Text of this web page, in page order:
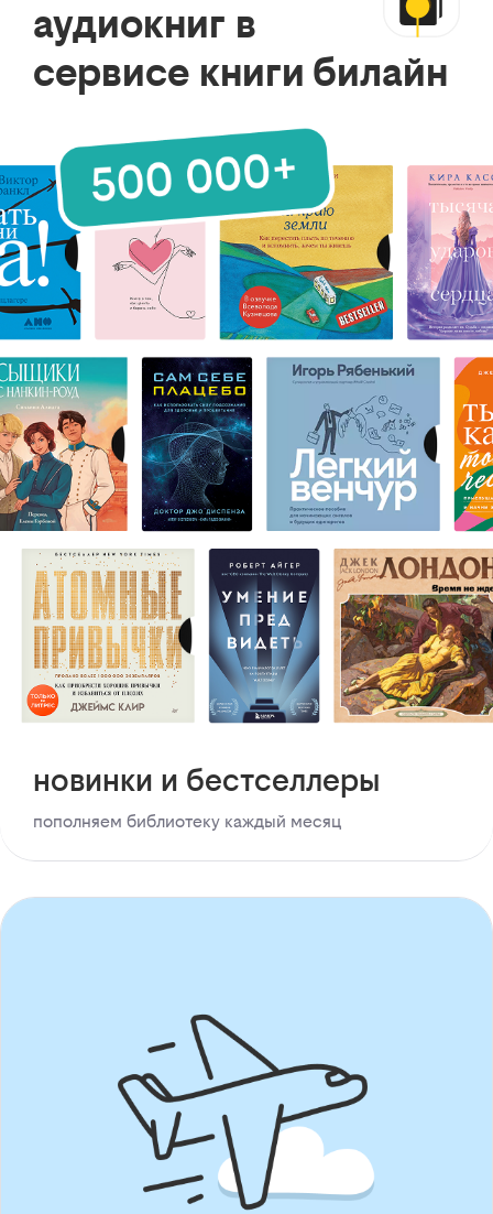
аудиокниг в
сервисе книги билайн
новинки и бестселлеры
пополняем библиотеку каждый месяц